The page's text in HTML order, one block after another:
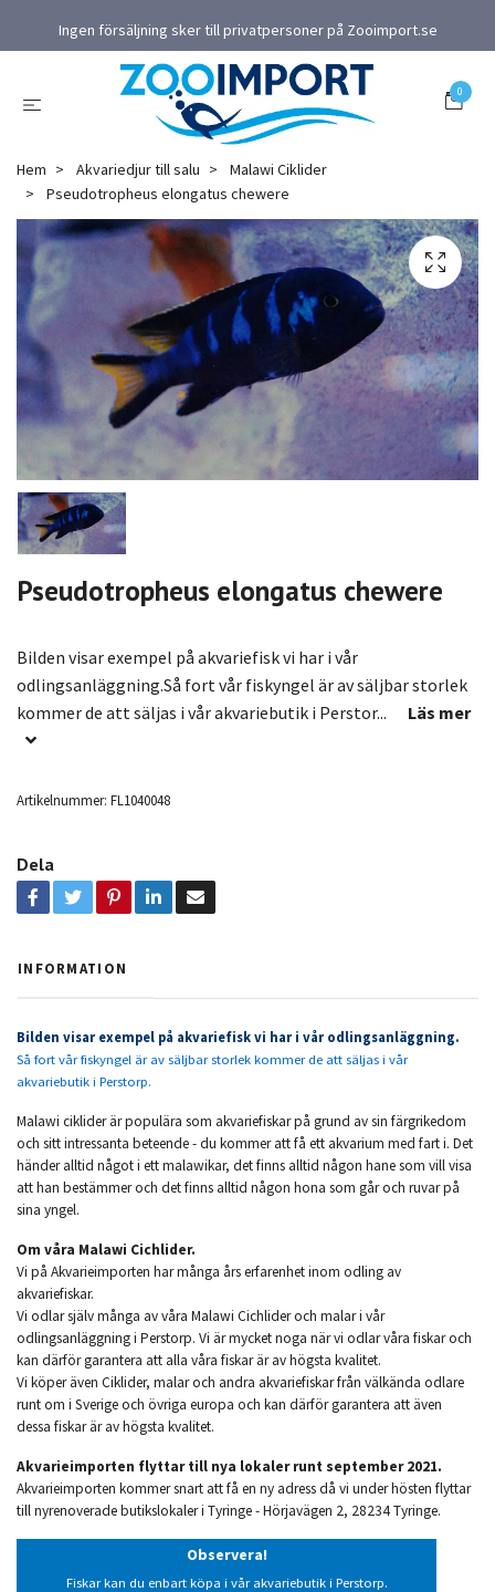
Ingen försäljning sker till privatpersoner på Zooimport.se
0
Hem Akvariedjur till salu
Malawi Ciklider
Pseudotropheus elongatus chewere
Pseudotropheus elongatus chewere
Bilden visar exempel på akvariefisk vi har i vår
odlingsanläggning.Så fort vår fiskyngel är av säljbar storlek
kommer de att säljas i vår akvariebutik i Perstor...
Läs mer
Artikelnummer: FL1040048
Dela
INFORMATION
Bilden visar exempel på akvariefisk vi har i vår odlingsanläggning.
Så fort vår fiskyngel är av säljbar storlek kommer de att säljas i vår
akvariebutik i Perstorp.
Malawi ciklider är populära som akvariefiskar på grund av sin färgrikedom
och sitt intressanta beteende - du kommer att få ett akvarium med fart i. Det
händer alltid något i ett malawikar, det finns alltid någon hane som vill visa
att han bestämmer och det finns alltid någon hona som går och ruvar på
sina yngel.
Om våra Malawi Cichlider.
Vi på Akvarieimporten har många års erfarenhet inom odling av
akvariefiskar.
Vi odlar själv många av våra Malawi Cichlider och malar i vår
odlingsanläggning i Perstorp. Vi är mycket noga när vi odlar våra fiskar och
kan därför garantera att alla våra fiskar är av högsta kvalitet.
Vi köper även Ciklider, malar och andra akvariefiskar från välkända odlare
runt om i Sverige och övriga europa och kan därför garantera att även
dessa fiskar är av högsta kvalitet.
Akvarieimporten flyttar till nya lokaler runt september 2021.
Akvarieimporten kommer snart att få en ny adress då vi under hösten flyttar
till nyrenoverade butikslokaler i Tyringe - Hörjavägen 2, 28234 Tyringe.
Observera!
Fiskar kan du enbart köpa i vår akvariebutik i Perstorp.